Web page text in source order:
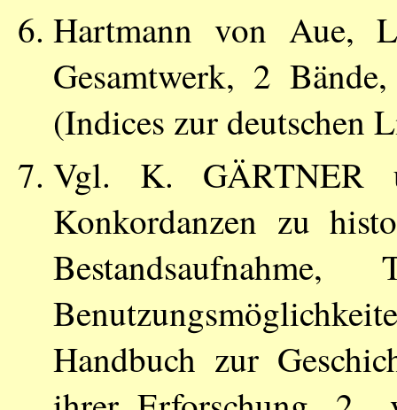
Hartmann von Aue,
Gesamtwerk, 2
(Indices zur deutschen
Vgl. K. GÄRTNER
Konkordanzen zu
Bestandsaufnahme,
Handbuch zur